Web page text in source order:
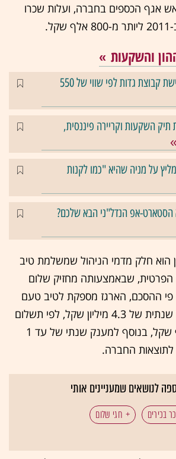
אגף הכספים בחברה, ועלות שכרו
והשקעות
גד זאבי במגעים לרכישת קבוצת גדות לפי שווי של 550
תיק השקעות וקריירה פיננסית,
על מניה שהיא "כמו לקנות
הסטארט-אפ הנדל"ני הבא שלכם?
הוא חלק מדמי הניהול שמשלמת טיב
שבאמצעותה מחזיק שלום
ההסכם, הארגז מספקת לטיב טעם
שירותי ניהול בעלות שנתית של 4.3 מיליון שקל, לפי תשלום
חודשי של 150 אלף שקל, בנוסף למענק שנתי של עד 1
לתוצאות החברה.
לנושאים שמעניינים אותי
בכירים
חגי שלום